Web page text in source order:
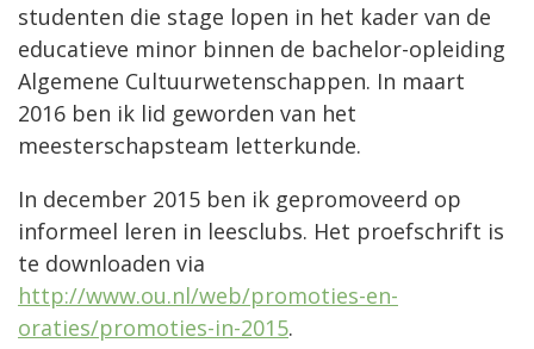
studenten die stage lopen in het kader van de
educatieve minor binnen de bachelor-opleiding
Algemene Cultuurwetenschappen. In maart
2016 ben ik lid geworden van het
meesterschapsteam letterkunde.
In december 2015 ben ik gepromoveerd op
informeel leren in leesclubs. Het proefschrift is
te downloaden via
http://www.ou.nl/web/promoties-en-
oraties/promoties-in-2015.